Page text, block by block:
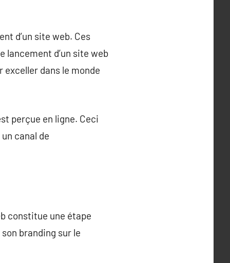
d’un site web. Ces
d’un site web
dans le monde
perçue en ligne. Ceci
canal de
constitue une étape
branding sur le